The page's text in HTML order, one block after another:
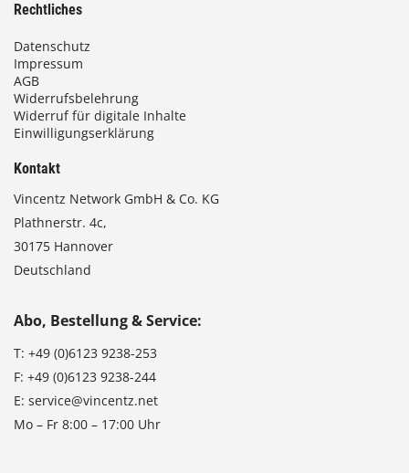
Rechtliches
Datenschutz
Impressum
AGB
Widerrufsbelehrung
Widerruf für digitale Inhalte
Einwilligungserklärung
Kontakt
Vincentz Network GmbH & Co. KG
Plathnerstr. 4c,
30175 Hannover
Deutschland
Abo, Bestellung & Service:
T: +49 (0)6123 9238-253
F: +49 (0)6123 9238-244
E: service@vincentz.net
Mo – Fr 8:00 – 17:00 Uhr